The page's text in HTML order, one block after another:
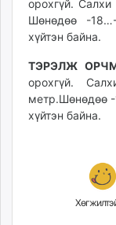
times.mn
tvmongolia.mn
mass.mn
unegui.mn
assa.mn
toim.mn
tac.mn
орохгүй.
Шөнөдөө -
хүйтэн байна.
ТЭРЭЛЖ
орохгүй.
метр.Шөнөдөө
хүйтэн байна.